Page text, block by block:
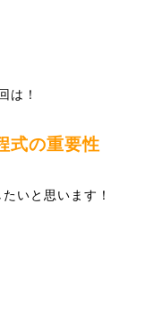
は！
式の重要性
いと思います！